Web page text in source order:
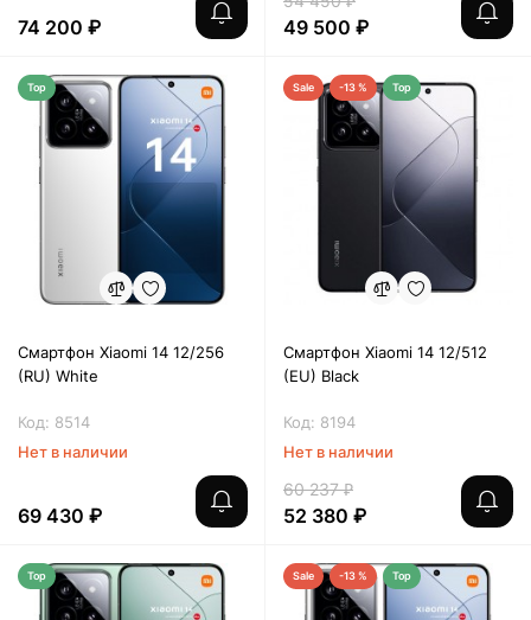
74 200 ₽ 49 500 ₽
Top
Смартфон Xiaomi 14 12/256
(RU) White
Код: 8514
Нет в наличии
69 430 ₽
Sale -13 % Top
Смартфон Xiaomi 14 12/512
(EU) Black
Код: 8194
Нет в наличии
60 237 ₽
52 380 ₽
Top Sale -13 % Top